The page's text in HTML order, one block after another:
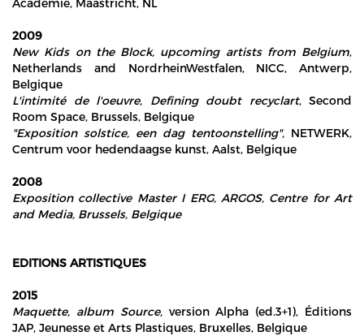
Academie, Maastricht, NL
2009
New Kids on the Block, upcoming artists from Belgium,
Netherlands and NordrheinWestfalen, NICC, Antwerp,
Belgique
L'intimité de l'oeuvre, Defining doubt recyclart, Second
Room Space, Brussels, Belgique
"Exposition solstice, een dag tentoonstelling", NETWERK,
Centrum voor hedendaagse kunst, Aalst, Belgique
2008
Expositioncollective Master I ERG, ARGOS, Centre for Art
and Media, Brussels, Belgique
EDITIONS ARTISTIQUES
2015
Maquette, album Source,version Alpha (ed.3+1), Éditions
JAP, Jeunesse et Arts Plastiques, Bruxelles, Belgique